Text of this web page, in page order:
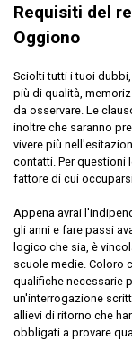
Requisiti del
Oggiono
Sciolti tutti i tuoi
più di qualità,
da osservare. Le
inoltre che saranno
vivere più
contatti. Per questioni
fattore di cui
Appena avrai
gli anni e fare passi
logico che sia, è
scuole medie. Coloro
qualifiche necessarie
un'interrogazione
allievi di ritorno che
obbligati a provare